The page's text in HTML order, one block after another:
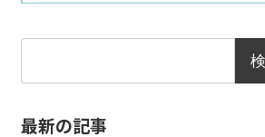
最新の記事